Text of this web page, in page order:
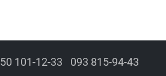
створити новорічний настрій
101-12-33
093 815-94-43